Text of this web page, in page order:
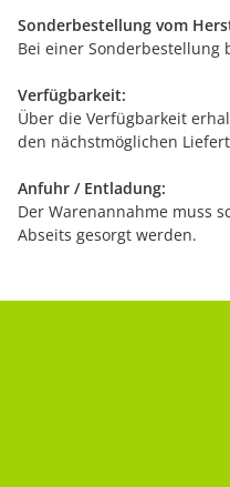
Sonderbestellung vom
Bei einer Sonderbestellung
Verfügbarkeit:
Über die Verfügbarkeit
den nächstmöglichen
Anfuhr / Entladung:
Der Warenannahme muss
Abseits gesorgt werden.